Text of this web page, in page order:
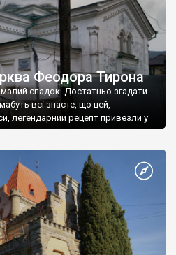
Феодора Тирона
спадок. Достатньо згадати
всі знаєте, що цей,
легендарний рецепт привезли у